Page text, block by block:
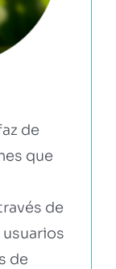
de
que
de
de